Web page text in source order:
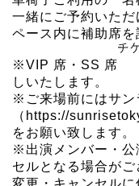
一緒にご予約いた
ペース内に補助席を
※VIP 席・SS 席
しいたします。
※ご来場前にはサン
（https://
をお願い致します。
※出演メンバー・公
セルとなる場合がご
変更・キャンセルに